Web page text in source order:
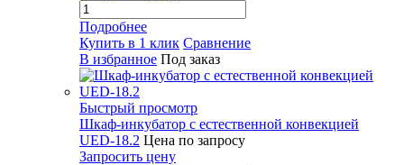
Подробнее
Купить в 1 клик Сравнение
В избранное Под заказ
Быстрый просмотр
Шкаф-инкубатор с естественной конвекцией
UED-18.2 Цена по запросу
Запросить цену